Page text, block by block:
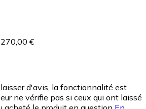
270,00 €
d'avis, la fonctionnalité est
ne vérifie pas si ceux qui ont laissé